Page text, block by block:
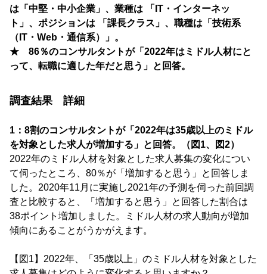
は「中堅・中小企業」、業種は 「IT・インターネッ
ト」、ポジションは 「課長クラス」、職種は「技術系
（IT・Web・通信系）」。
★ 86％のコンサルタントが「2022年はミドル人材にと
って、転職に適した年だと思う」と回答。
調査結果 詳細
1：8割のコンサルタントが「2022年は35歳以上のミドル
を対象とした求人が増加する」と回答。（図1、図2）
2022年のミドル人材を対象とした求人募集の変化につい
て伺ったところ、80％が「増加すると思う」と回答しま
した。2020年11月に実施し2021年の予測を伺った前回調
査と比較すると、「増加すると思う」と回答した割合は
38ポイント増加しました。ミドル人材の求人動向が増加
傾向にあることがうかがえます。
【図1】2022年、「35歳以上」のミドル人材を対象とした